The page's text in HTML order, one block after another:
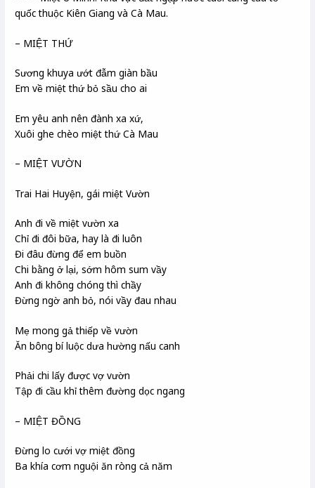
quốc thuộc Kiên Giang và Cà Mau.
– MIỆT THỨ
Sương khuya ướt đẫm giàn bầu
Em về miệt thứ bỏ sầu cho ai
Em yêu anh nên đành xa xứ,
Xuôi ghe chèo miệt thứ Cà Mau
– MIỆT VƯỜN
Trai Hai Huyện, gái miệt Vườn
Anh đi về miệt vườn xa
Chỉ đi đôi bữa, hay là đi luôn
Đi đâu đừng để em buồn
Chi bằng ở lại, sớm hôm sum vầy
Anh đi không chóng thì chầy
Đừng ngờ anh bỏ, nói vầy đau nhau
Mẹ mong gả thiếp về vườn
Ăn bông bí luộc dưa hường nấu canh
Phải chi lấy được vợ vườn
Tập đi cầu khỉ thêm đường dọc ngang
– MIỆT ĐỒNG
Đừng lo cưới vợ miệt đồng
Ba khía cơm nguội ăn ròng cả năm